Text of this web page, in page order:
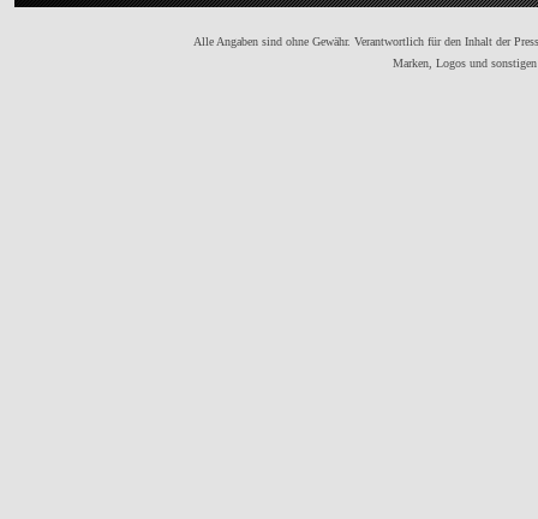
Alle Angaben sind ohne Gewähr. Verantwortlich für den Inhalt der
Marken, Logos und